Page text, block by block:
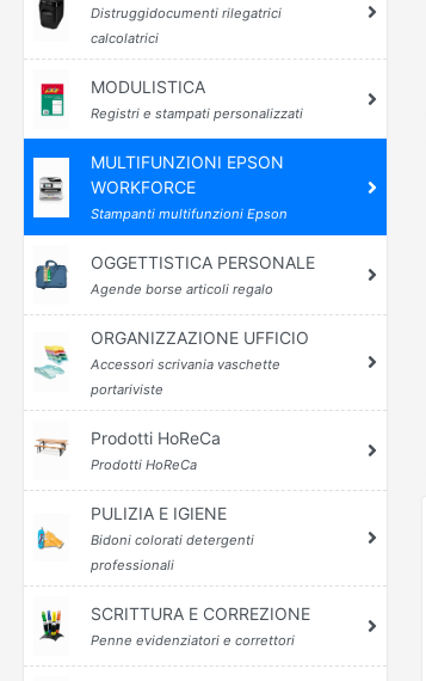
Distruggidocumenti rilegatrici
calcolatrici
MODULISTICA
Registri e stampati personalizzati
MULTIFUNZIONI EPSON
WORKFORCE
Stampanti multifunzioni Epson
OGGETTISTICA PERSONALE
Agende borse articoli regalo
ORGANIZZAZIONE UFFICIO
Accessori scrivania vaschette
portariviste
Prodotti HoReCa
Prodotti HoReCa
PULIZIA E IGIENE
Bidoni colorati detergenti
professionali
SCRITTURA E CORREZIONE
Penne evidenziatori e correttori